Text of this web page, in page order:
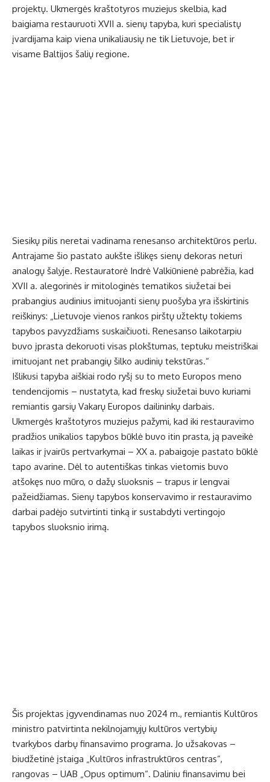
projektų. Ukmergės kraštotyros muziejus skelbia, kad
baigiama restauruoti XVII a. sienų tapyba, kuri specialistų
įvardijama kaip viena unikaliausių ne tik Lietuvoje, bet ir
visame Baltijos šalių regione.
Siesikų pilis neretai vadinama renesanso architektūros perlu.
Antrajame šio pastato aukšte išlikęs sienų dekoras neturi
analogų šalyje. Restauratorė Indrė Valkiūnienė pabrėžia, kad
XVII a. alegorinės ir mitologinės tematikos siužetai bei
prabangius audinius imituojanti sienų puošyba yra išskirtinis
reiškinys: „Lietuvoje vienos rankos pirštų užtektų tokiems
tapybos pavyzdžiams suskaičiuoti. Renesanso laikotarpiu
buvo įprasta dekoruoti visas plokštumas, teptuku meistriškai
imituojant net prabangių šilko audinių tekstūras.“
Išlikusi tapyba aiškiai rodo ryšį su to meto Europos meno
tendencijomis – nustatyta, kad freskų siužetai buvo kuriami
remiantis garsių Vakarų Europos dailininkų darbais.
Ukmergės kraštotyros muziejus pažymi, kad iki restauravimo
pradžios unikalios tapybos būklė buvo itin prasta, ją paveikė
laikas ir įvairūs pertvarkymai – XX a. pabaigoje pastato būklė
tapo avarine. Dėl to autentiškas tinkas vietomis buvo
atšokęs nuo mūro, o dažų sluoksnis – trapus ir lengvai
pažeidžiamas. Sienų tapybos konservavimo ir restauravimo
darbai padėjo sutvirtinti tinką ir sustabdyti vertingojo
tapybos sluoksnio irimą.
Šis projektas įgyvendinamas nuo 2024 m., remiantis Kultūros
ministro patvirtinta nekilnojamųjų kultūros vertybių
tvarkybos darbų finansavimo programa. Jo užsakovas –
biudžetinė įstaiga „Kultūros infrastruktūros centras“,
rangovas – UAB „Opus optimum“. Daliniu finansavimu bei